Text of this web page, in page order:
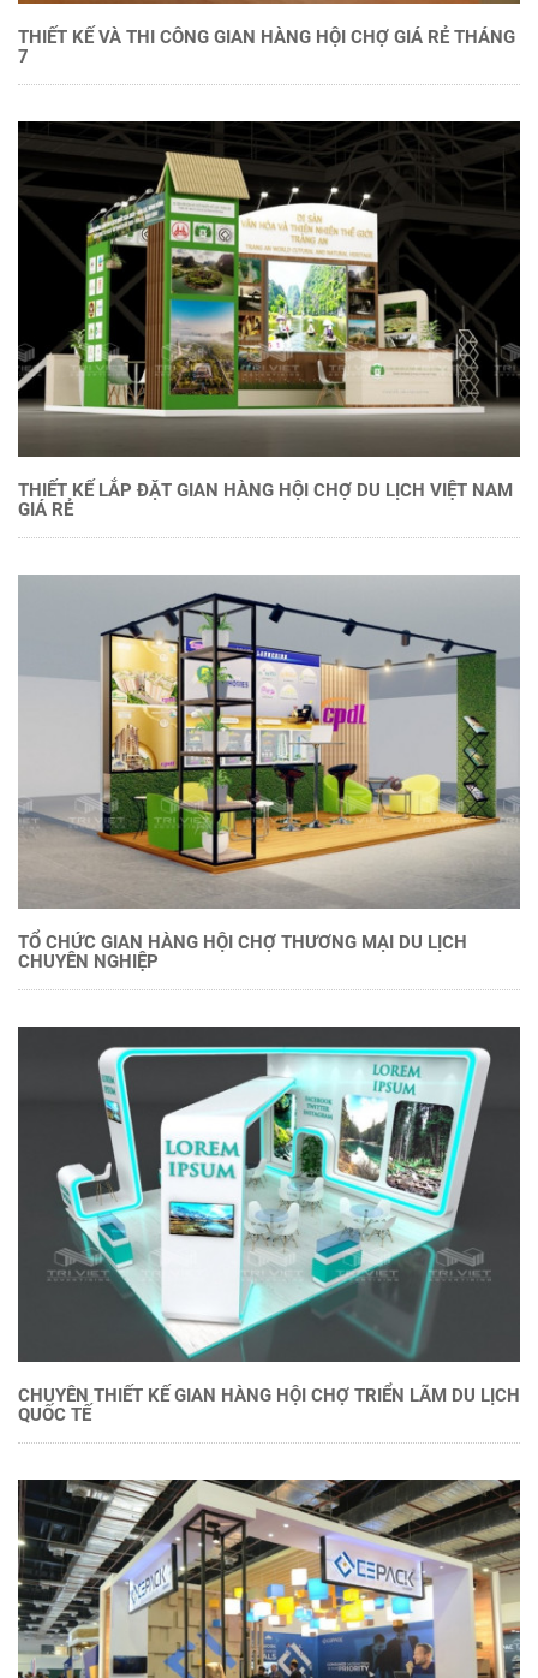
THIẾT KẾ VÀ THI CÔNG GIAN HÀNG HỘI CHỢ GIÁ RẺ THÁNG
7
THIẾT KẾ LẮP ĐẶT GIAN HÀNG HỘI CHỢ DU LỊCH VIỆT NAM
GIÁ RẺ
TỔ CHỨC GIAN HÀNG HỘI CHỢ THƯƠNG MẠI DU LỊCH
CHUYÊN NGHIỆP
CHUYÊN THIẾT KẾ GIAN HÀNG HỘI CHỢ TRIỂN LÃM DU LỊCH
QUỐC TẾ